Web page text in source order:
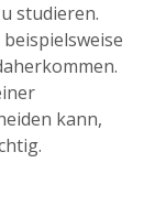
studieren.
kann,